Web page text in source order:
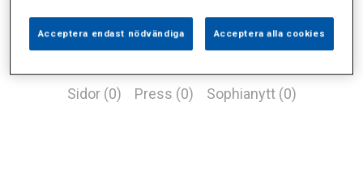
Sidor (0) Press (0) Sophianytt (0)
Acceptera endast nödvändiga Acceptera alla cookies